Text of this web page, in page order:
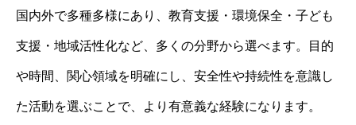
国内外で多種多様にあり、教育支援・環境保全・子ども
支援・地域活性化など、多くの分野から選べます。目的
や時間、関心領域を明確にし、安全性や持続性を意識し
た活動を選ぶことで、より有意義な経験になります。